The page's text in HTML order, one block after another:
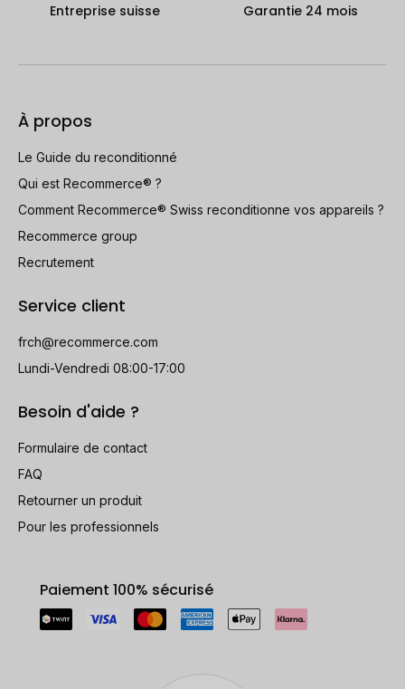
Entreprise suisse Garantie 24 mois
À propos
Le Guide du reconditionné
Qui est Recommerce® ?
Comment Recommerce® Swiss reconditionne vos appareils ?
Recommerce group
Recrutement
Service client
frch@recommerce.com
Lundi-Vendredi 08:00-17:00
Besoin d'aide ?
Formulaire de contact
FAQ
Retourner un produit
Pour les professionnels
Paiement 100% sécurisé